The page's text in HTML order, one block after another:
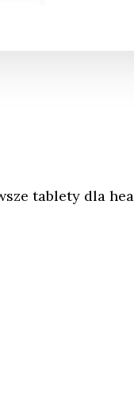
tablety dla